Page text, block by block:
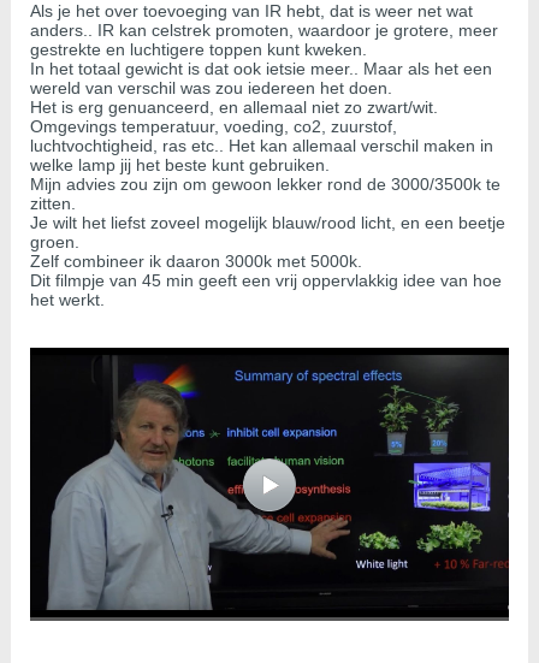
Als je het over toevoeging van IR hebt, dat is weer net wat
anders.. IR kan celstrek promoten, waardoor je grotere, meer
gestrekte en luchtigere toppen kunt kweken.
In het totaal gewicht is dat ook ietsie meer.. Maar als het een
wereld van verschil was zou iedereen het doen.
Het is erg genuanceerd, en allemaal niet zo zwart/wit.
Omgevings temperatuur, voeding, co2, zuurstof,
luchtvochtigheid, ras etc.. Het kan allemaal verschil maken in
welke lamp jij het beste kunt gebruiken.
Mijn advies zou zijn om gewoon lekker rond de 3000/3500k te
zitten.
Je wilt het liefst zoveel mogelijk blauw/rood licht, en een beetje
groen.
Zelf combineer ik daaron 3000k met 5000k.
Dit filmpje van 45 min geeft een vrij oppervlakkig idee van hoe
het werkt.